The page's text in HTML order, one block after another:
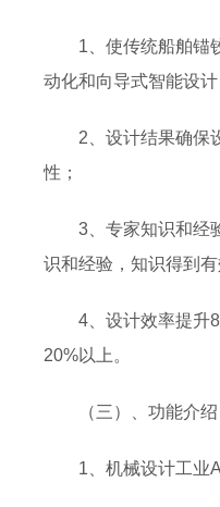
1、使传统船舶锚
动化和向导式智能设
2、设计结果确保
性；
3、专家知识和经
识和经验，知识得到有
4、设计效率提升
20%以上。
（三）、功能介绍
1、机械设计工业